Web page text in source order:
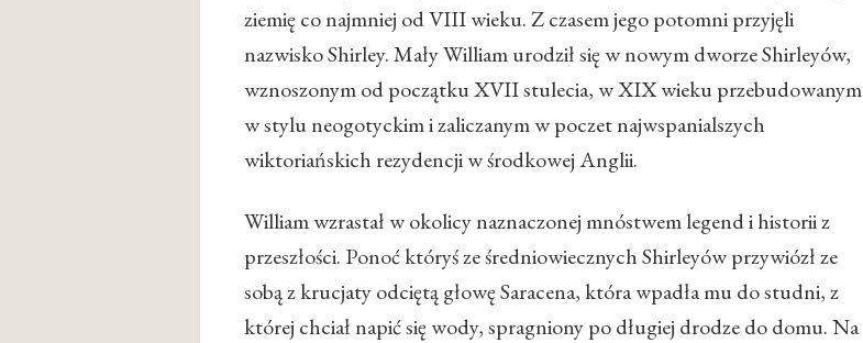
ziemię co najmniej od VIII wieku. Z czasem jego potomni przyjęli
nazwisko Shirley. Mały William urodził się w nowym dworze Shirleyów,
wznoszonym od początku XVII stulecia, w XIX wieku przebudowanym
w stylu neogotyckim i zaliczanym w poczet najwspanialszych
wiktoriańskich rezydencji w środkowej Anglii.
William wzrastał w okolicy naznaczonej mnóstwem legend i historii z
przeszłości. Ponoć któryś ze średniowiecznych Shirleyów przywiózł ze
sobą z krucjaty odciętą głowę Saracena, która wpadła mu do studni, z
której chciał napić się wody, spragniony po długiej drodze do domu. Na